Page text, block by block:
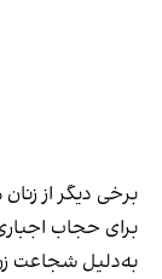
برخی دیگر از
برای حجاب
به‌دلیل شجاعت